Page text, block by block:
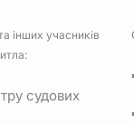
інших учасників
судових